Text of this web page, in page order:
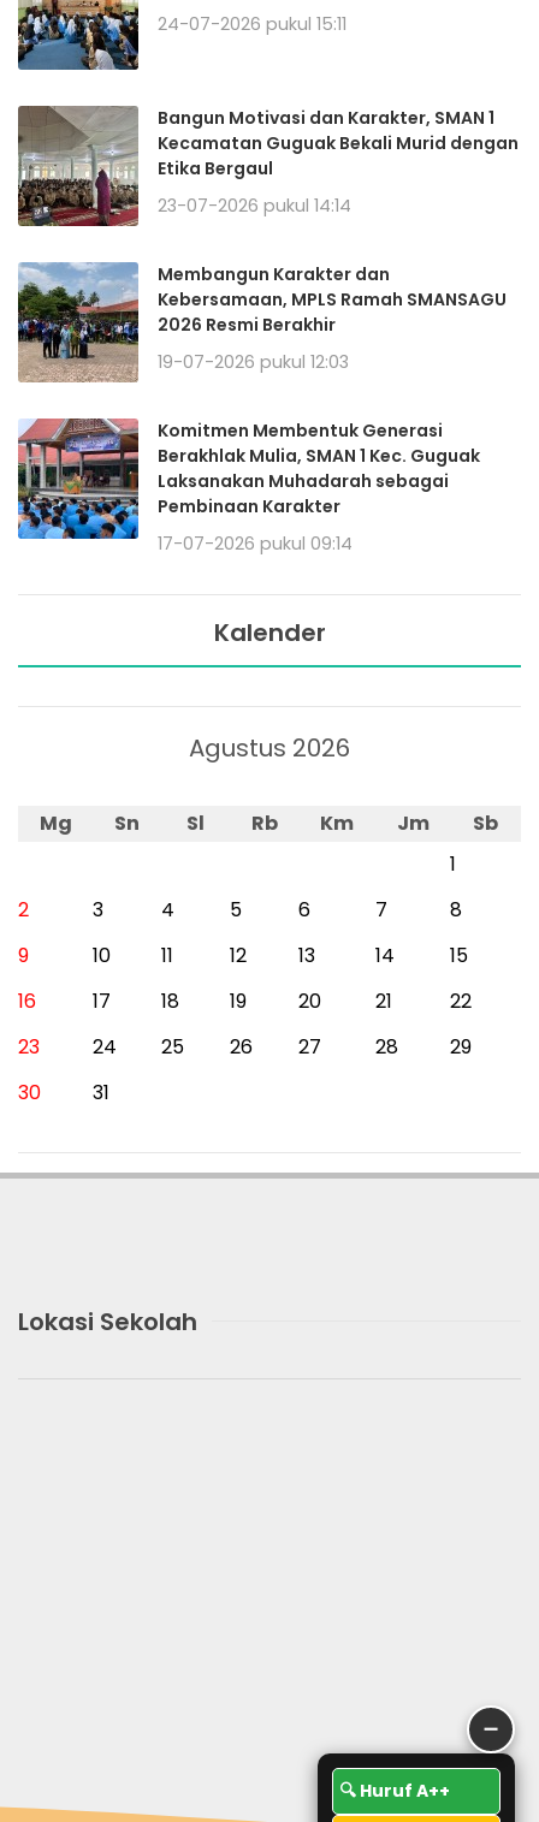
➖
🔍 Huruf A++
24-07-2026 pukul 15:11
Bangun Motivasi dan Karakter, SMAN 1
Kecamatan Guguak Bekali Murid dengan
Etika Bergaul
23-07-2026 pukul 14:14
Membangun Karakter dan
Kebersamaan, MPLS Ramah SMANSAGU
2026 Resmi Berakhir
19-07-2026 pukul 12:03
Komitmen Membentuk Generasi
Berakhlak Mulia, SMAN 1 Kec. Guguak
Laksanakan Muhadarah sebagai
Pembinaan Karakter
17-07-2026 pukul 09:14
Kalender
Agustus 2026
Mg Sn Sl Rb Km Jm
Sb
1
2
3 4 5 6 7
8
9
10 11 12 13 14
15
16
17 18 19 20 21
22
23
24 25 26 27 28
29
30
31
Lokasi Sekolah